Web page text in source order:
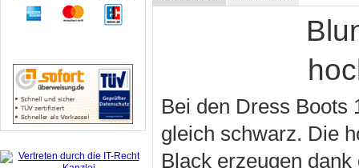
Bei den Dress Boots
gleich schwarz. Die
Black erzeugen